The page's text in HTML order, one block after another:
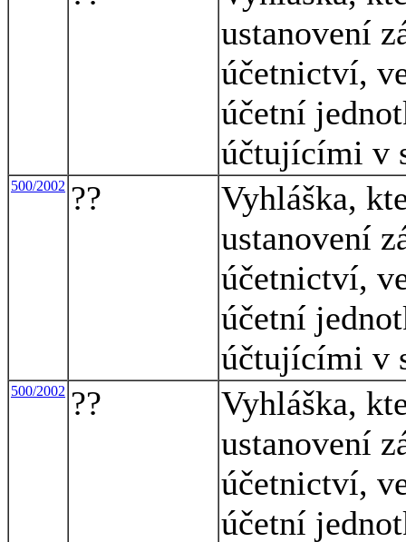
ustanovení
účetnictví,
účetní
účtujícími v
500/2002 ??
Vyhláška,
ustanovení
účetnictví,
účetní
účtujícími v
500/2002 ??
Vyhláška,
ustanovení
účetnictví,
účetní